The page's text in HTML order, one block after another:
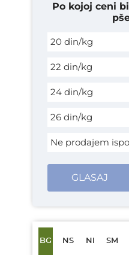
Po kojoj ceni
20 din/kg
22 din/kg
24 din/kg
26 din/kg
Ne prodajem
GLASAJ
BG NS NI SM